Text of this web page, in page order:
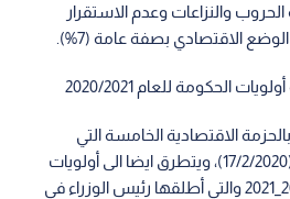
مشكلة الحروب والنزاعات وعدم الاستقرار
الحكومة للعام 2020/2021
الاقتصادية الخامسة التي
أطلقتها الحكومة في تاريخ (17/2/2020)، ويتطرق ايضا الى أولويات
عمل الحكومة في العام 2020_2021 والتي أطلقها رئيس الوزراء في